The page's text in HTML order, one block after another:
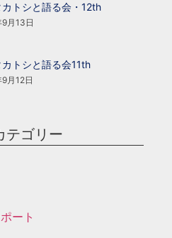
トシと語る会・12th
月13日
トシと語る会11th
月12日
テゴリー
ート